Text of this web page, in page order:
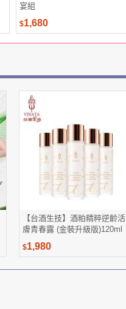
宴組
$1,680
【台酒生技】酒粕精粹逆齡活
膚青春露 (金裝升級版)120ml
*5入(保濕美白加強版)
$1,980